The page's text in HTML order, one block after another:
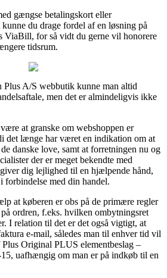
gængse betalingskort eller
du drage fordel af en løsning på
ViaBill, for så vidt du gerne vil honorere
tidsrum.
Plus A/S webbutik kunne man altid
men det er almindeligvis ikke
at granske om webshoppen er
det længe har været en indikation om at
danske love, samt at forretningen nu og
der er meget bekendte med
dig lejlighed til en hjælpende hånd,
forbindelse med din handel.
at køberen er obs på de primære regler
ordren, f.eks. hvilken ombytningsret
I relation til det er det også vigtigt, at
e-mail, således man til enhver tid vil
Original PLUS elementbeslag –
uafhængig om man er på indkøb til en